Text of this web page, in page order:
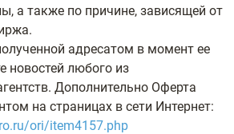
а также по причине, зависящей от
адресатом в момент ее
новостей любого из
Дополнительно Оферта
на страницах в сети Интернет:
ori/item4157.php